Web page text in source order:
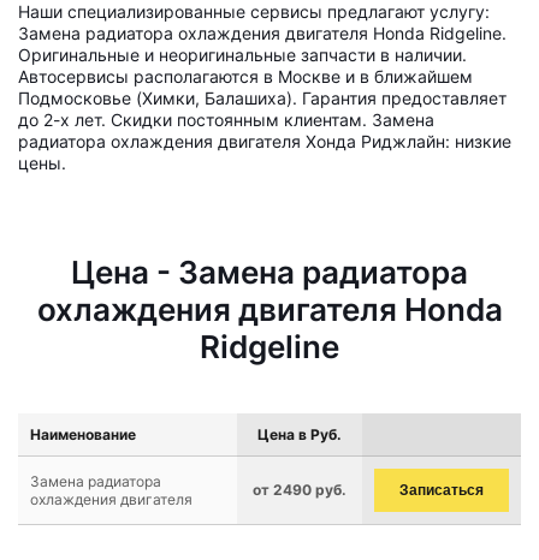
Наши специализированные сервисы предлагают услугу:
Замена радиатора охлаждения двигателя Honda Ridgeline.
Оригинальные и неоригинальные запчасти в наличии.
Автосервисы располагаются в Москве и в ближайшем
Подмосковье (Химки, Балашиха). Гарантия предоставляет
до 2-х лет. Скидки постоянным клиентам. Замена
радиатора охлаждения двигателя Хонда Риджлайн: низкие
цены.
Цена - Замена радиатора
охлаждения двигателя Honda
Ridgeline
Наименование Цена в Руб.
Замена радиатора
охлаждения двигателя
от 2490 руб. Записаться